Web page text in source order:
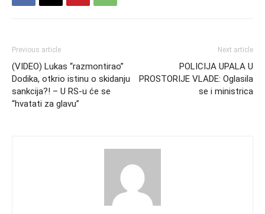
Previous article
(VIDEO) Lukas “razmontirao”
Dodika, otkrio istinu o skidanju
sankcija?! – U RS-u će se
“hvatati za glavu”
Next article
POLICIJA UPALA U
PROSTORIJE VLADE: Oglasila
se i ministrica